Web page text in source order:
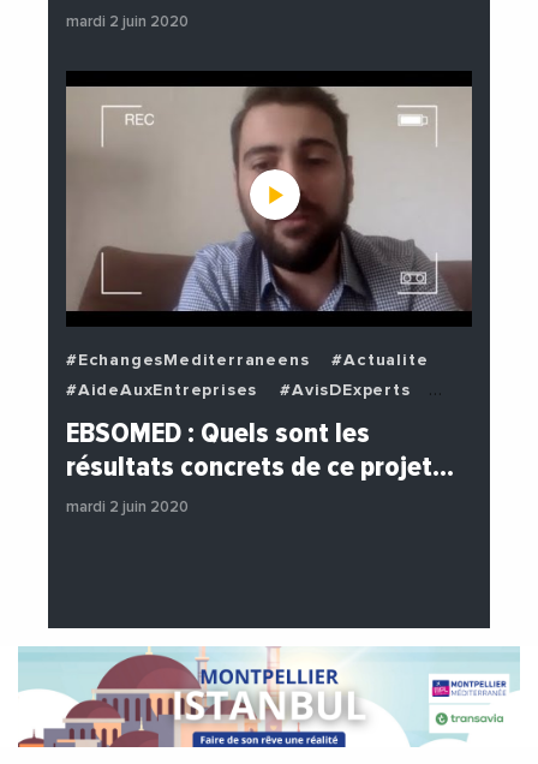
mardi 2 juin 2020
#EchangesMediterraneens
#Actualite
#AideAuxEntreprises
#AvisDExperts
#BuzzNews
#Decideurs
#EchangesMediterraneens
#Entreprises
#Institutions
#PhotosEtVideos
EBSOMED : Quels sont les
résultats concrets de ce projet…
mardi 2 juin 2020